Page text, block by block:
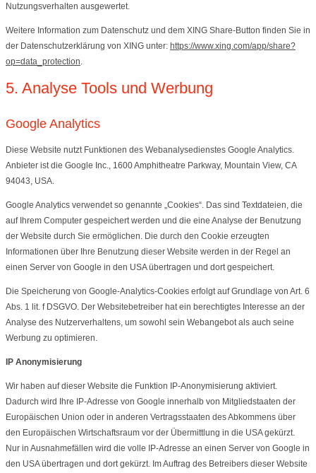
Nutzungsverhalten ausgewertet.
Weitere Information zum Datenschutz und dem XING Share-Button finden Sie in
der Datenschutzerklärung von XING unter: https://www.xing.com/app/share?
op=data_protection.
5. Analyse Tools und Werbung
Google Analytics
Diese Website nutzt Funktionen des Webanalysedienstes Google Analytics.
Anbieter ist die Google Inc., 1600 Amphitheatre Parkway, Mountain View, CA
94043, USA.
Google Analytics verwendet so genannte „Cookies“. Das sind Textdateien, die
auf Ihrem Computer gespeichert werden und die eine Analyse der Benutzung
der Website durch Sie ermöglichen. Die durch den Cookie erzeugten
Informationen über Ihre Benutzung dieser Website werden in der Regel an
einen Server von Google in den USA übertragen und dort gespeichert.
Die Speicherung von Google-Analytics-Cookies erfolgt auf Grundlage von Art. 6
Abs. 1 lit. f DSGVO. Der Websitebetreiber hat ein berechtigtes Interesse an der
Analyse des Nutzerverhaltens, um sowohl sein Webangebot als auch seine
Werbung zu optimieren.
IP Anonymisierung
Wir haben auf dieser Website die Funktion IP-Anonymisierung aktiviert.
Dadurch wird Ihre IP-Adresse von Google innerhalb von Mitgliedstaaten der
Europäischen Union oder in anderen Vertragsstaaten des Abkommens über
den Europäischen Wirtschaftsraum vor der Übermittlung in die USA gekürzt.
Nur in Ausnahmefällen wird die volle IP-Adresse an einen Server von Google in
den USA übertragen und dort gekürzt. Im Auftrag des Betreibers dieser Website